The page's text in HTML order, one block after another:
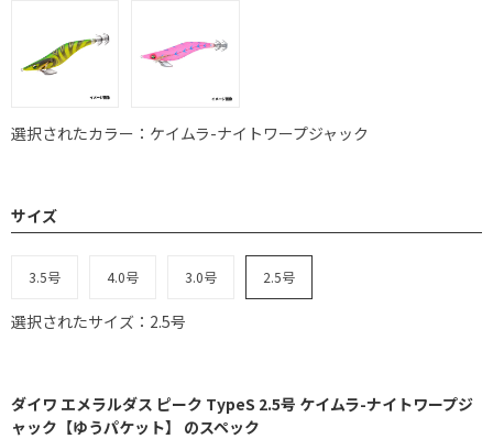
選択されたカラー：ケイムラ-ナイトワープジャック
サイズ
3.5号 4.0号 3.0号 2.5号
選択されたサイズ：2.5号
ダイワ エメラルダス ピーク TypeS 2.5号 ケイムラ-ナイトワープジ
ャック【ゆうパケット】 のスペック